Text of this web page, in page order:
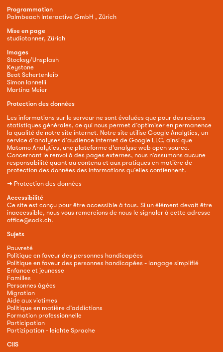
Programmation
Palmbeach Interactive GmbH , Zürich
Mise en page
studiotanner, Zürich
Images
Stocksy/Unsplash
Keystone
Beat Schertenleib
Simon Iannelli
Martina Meier
Protection des données
Les informations sur le serveur ne sont évaluées que pour des raisons
statistiques générales, ce qui nous permet d’optimiser en permanence
la qualité de notre site internet. Notre site utilise Google Analytics, un
service d’analyse< d’audience internet de Google LLC, ainsi que
Matomo Analytics, une plateforme d'analyse web open source.
Concernant le renvoi à des pages externes, nous n’assumons aucune
responsabilité quant au contenu et aux pratiques en matière de
protection des données des informations qu’elles contiennent.
➜ Protection des données
Accessibilité
Ce site est conçu pour être accessible à tous. Si un élément devait être
inaccessible, nous vous remercions de nous le signaler à cette adresse
office@sodk.ch.
Sujets
Pauvreté
Politique en faveur des personnes handicapées
Politique en faveur des personnes handicapées - langage simplifié
Enfance et jeunesse
Familles
Personnes âgées
Migration
Aide aux victimes
Politique en matière d’addictions
Formation professionnelle
Participation
Partizipation - leichte Sprache
CIIS